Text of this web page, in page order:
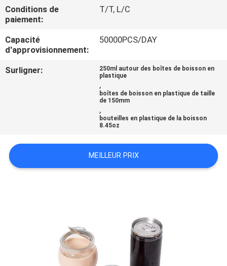
CONTACTEZ-
NOUS
NOUVELLES
DU
SITE
Conditions de
paiement:
T/T, L/C
Capacité
d'approvisionnement:
50000PCS/DAY
Surligner:
250ml autour des boîtes de boisson en
plastique
,
boîtes de boisson en plastique de taille
de 150mm
,
bouteilles en plastique de la boisson
8.45oz
MEILLEUR PRIX